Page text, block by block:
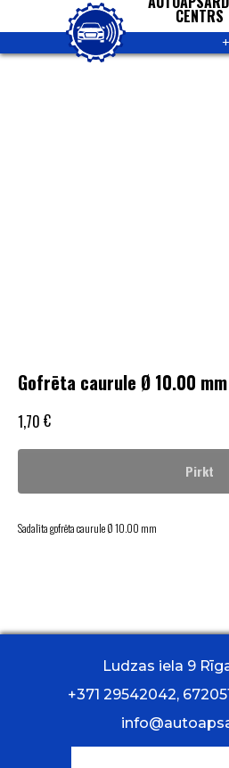
CENTRS
Gofrēta caurule Ø 10.00 mm
1,70 €
Pirkt
Sadalīta gofrēta caurule Ø 10.00 mm
Ludzas iela 9
+371 29542042,